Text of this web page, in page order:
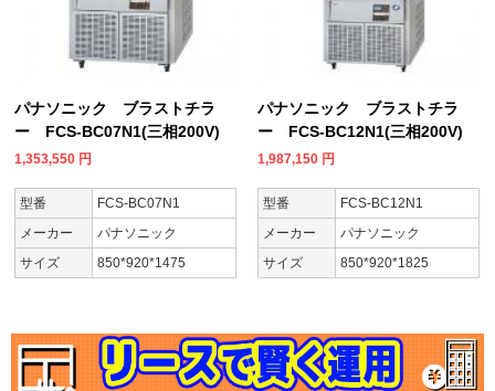
パナソニック ブラストチラ
ー FCS-BC07N1(三相200V)
1,353,550 円
型番
FCS-BC07N1
メーカー
パナソニック
サイズ
850*920*1475
パナソニック ブラストチラ
ー FCS-BC12N1(三相200V)
1,987,150 円
型番
FCS-BC12N1
メーカー
パナソニック
サイズ
850*920*1825